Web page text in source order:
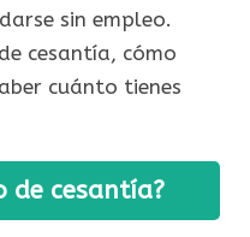
sin empleo.
cesantía, cómo
cuánto tienes
de cesantía?